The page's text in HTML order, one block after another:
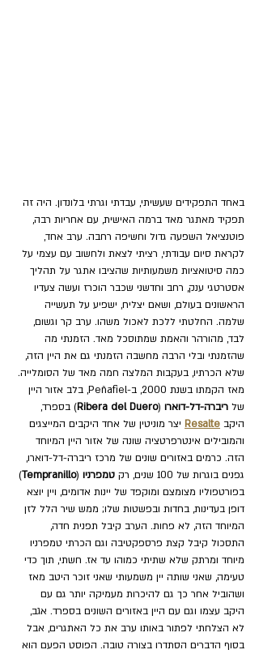
באחד התפקידים שעשיתי, עבדתי וגרתי בלונדון. היה זה
תפקיד מאתגר מאד ברמה האישית, עם אחריות רבה,
פוטנציאל השפעה גדול וחשיפה רחבה. ערב אחד,
לקראת סיום עבודתי, רציתי לצאת ולחשוב עם עצמי על
כמה סיטואציות משמעותיות שהציבו אתגר על תהליך
אסטרטגי ענק, רחב וחדשני שכבר הוכרז ועשה צעדיו
הראשונים בעולם, ושאם יצליח, ישפיע על תעשייה
שלמה. החלטתי ללכת לאכול משהו. ערב קר וגשום,
לבד, מהורהר והאמת שמתוסכל מאד. הזמנתי מה
שהזמנתי ובלי הרבה מחשבה הזמנתי גם את היין הזה,
שלא הכרתיו, בעקבות המלצה חמה מאד של הסומלייה.
מאז הקמתו בשנת 2000, ב-
Peñafiel, בלב אזור היין
של ריברה-דל-דוארו (
Ribera del Duero) בספרד,
היקב Resalte יצר מוניטין של אחד היקבים המייצגים
והמובילים אינטרפרטציה שונה של אזור היין המיוחד
הזה. כרמים באזורים שונים של מרכז ריברה-דל-דוארו,
גפנים בוגרות של 100 שנים, רק
טמפרניו (
Tempranillo
)
בפורטפוליו מצומצם ומוקפד של יינות אדומים, ויין יוצא
דופן בעדינות, בחדות ובפשטות שלו; ממש שיר הלל לזן
המיוחד הזה, לא פחות. הערב קיבל תפנית חדה,
התסכול קיבל קצת פרספקטיבה וגם הכרתי טמפרניו
מיוחד ומרתק שלא שתיתי כמוהו עד אז. חשתי, תוך כדי
טעימה, שאני שותה יין משמעותי שאני זוכר היטב מאז
ושהוביל אחר כך גם להיכרות מעמיקה יותר גם עם
היקב עצמו וגם עם היין באזורים השונים בספרד. אגב,
לא הצלחתי לפתור באותו ערב את כל האתגרים, אבל
בסוף הדברים הסתדרו בצורה טובה. הפוסט הפעם הוא